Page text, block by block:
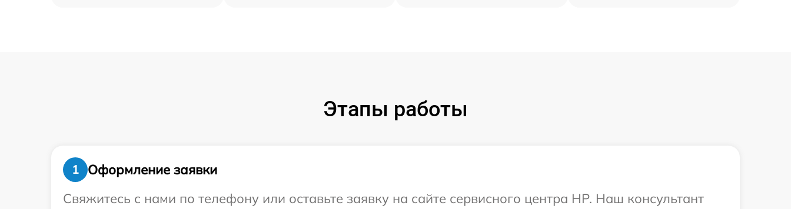
Этапы работы
1
Оформление заявки
Свяжитесь с нами по телефону или оставьте заявку на сайте сервисного центра HP. Наш консультант